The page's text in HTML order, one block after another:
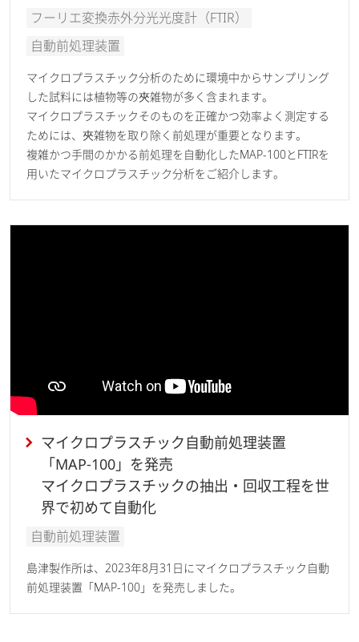
フーリエ変換赤外分光光度計（FTIR）
自動前処理装置
マイクロプラスチック分析のために環境中からサンプリング
した試料には植物等の夾雑物が多く含まれます。
マイクロプラスチックそのものを正確かつ効率よく測定する
ためには、夾雑物を取り除く前処理が重要となります。
複雑かつ手間のかかる前処理を自動化したMAP-100とFTIRを
用いたマイクロプラスチック分析をご紹介します。
マイクロプラスチック自動前処理装置
「MAP-100」を発売
マイクロプラスチックの抽出・回収工程を世
界で初めて自動化
自動前処理装置
島津製作所は、2023年8月31日にマイクロプラスチック自動
前処理装置「MAP-100」を発売しました。